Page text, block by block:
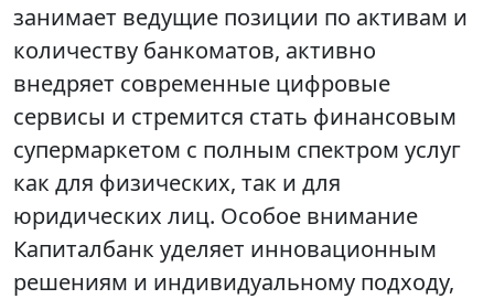
занимает ведущие позиции по активам и
количеству банкоматов, активно
внедряет современные цифровые
сервисы и стремится стать финансовым
супермаркетом с полным спектром услуг
как для физических, так и для
юридических лиц. Особое внимание
Капиталбанк уделяет инновационным
решениям и индивидуальному подходу,